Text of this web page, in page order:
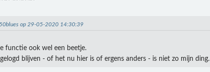
op 29-05-2020 14:30:39
functie ook wel een beetje.
blijven - of het nu hier is of ergens anders - is niet zo mijn ding.